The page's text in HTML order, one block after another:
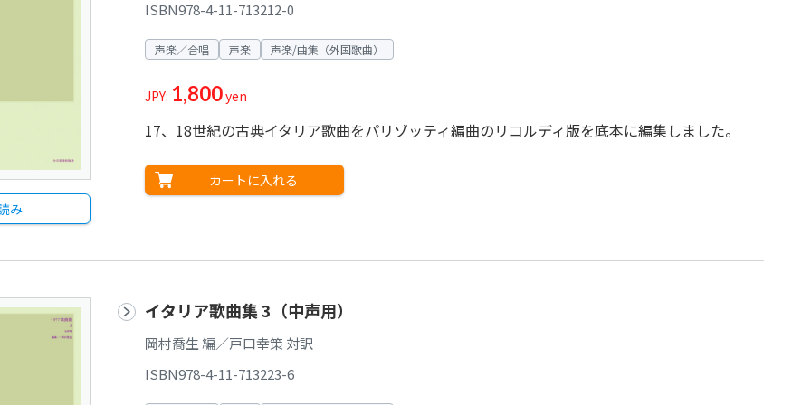
み
ISBN978-4-11-713212-0
声楽／合唱 声楽 声楽/曲集（外国歌曲）
JPY: 1,800yen
17、18世紀の古典イタリア歌曲をパリゾッティ編曲のリコルディ版を底本に編集しました。
カートに入れる
イタリア歌曲集 3（中声用）
岡村喬生 編／戸口幸策 対訳
ISBN978-4-11-713223-6